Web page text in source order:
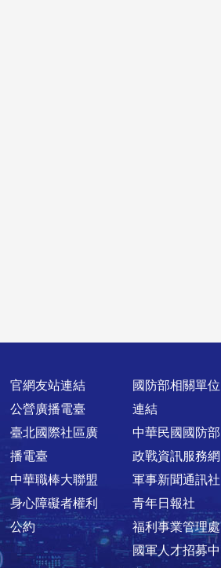
官網友站連結
公營廣播電臺
臺北國際社區廣
播電臺
中華職棒大聯盟
身心障礙者權利
公約
國防部相關單位
連結
中華民國國防部
政戰資訊服務網
軍事新聞通訊社
青年日報社
福利事業管理處
國軍人才招募中